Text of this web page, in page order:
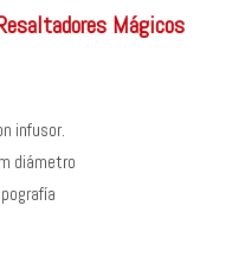
Mágicos
infusor.
diámetro